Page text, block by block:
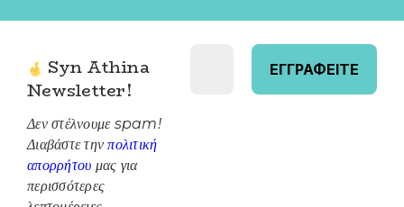
Syn Athina
Newsletter!
Δεν στέλνουμε spam!
Διαβάστε τηνπολιτική
απορρήτου μας για
περισσότερες